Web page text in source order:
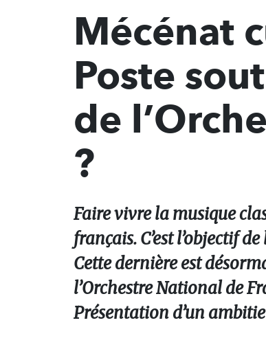
Mécénat
Poste
de
?
Faire vivre la musique
français. C’est l’objectif
Cette dernière est
l’Orchestre National de
Présentation d’un